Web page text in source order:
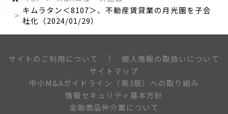
キムラタン＜8107＞、不動産賃貸業の月光園を子会
社化（2024/01/29）
サイトのご利用について
個人情報の取扱いについて
サイトマップ
中小M&Aガイドライン（第3版）への取り組み
情報セキュリティ基本方針
金融商品仲介業について